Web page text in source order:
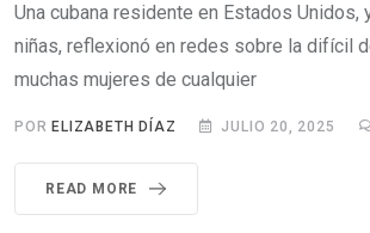
Una cubana residente en Estados Unidos,
niñas, reflexionó en redes sobre la difícil
muchas mujeres de cualquier
POR ELIZABETH DÍAZ JULIO 20, 2025
READ MORE